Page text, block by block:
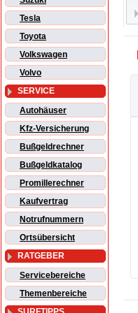
Tesla
Toyota
Volkswagen
Volvo
SERVICE
Autohäuser
Kfz-Versicherung
Bußgeldrechner
Bußgeldkatalog
Promillerechner
Kaufvertrag
Notrufnummern
Ortsübersicht
RATGEBER
Servicebereiche
Themenbereiche